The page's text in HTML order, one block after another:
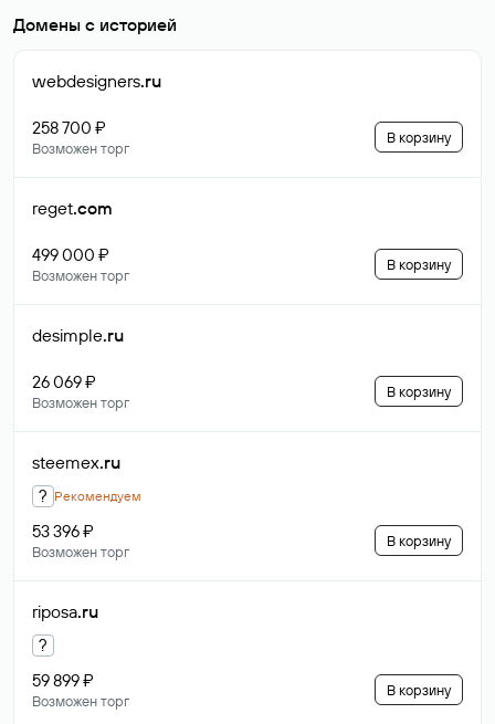
Домены с историей
webdesigners.ru
258 700 ₽
Возможен торг
В корзину
reget.com
499 000 ₽
Возможен торг
В корзину
desimple.ru
26 069 ₽
Возможен торг
В корзину
steemex.ru
? Рекомендуем
53 396 ₽
Возможен торг
В корзину
riposa.ru
?
59 899 ₽
Возможен торг
В корзину